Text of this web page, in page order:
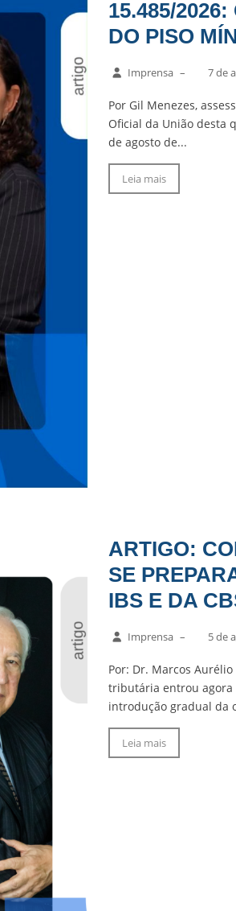
15.485/
DO PISO
Imprensa – 7 de
Por Gil Menezes,
Oficial da União desta
de agosto de...
Leia mais
ARTIGO:
SE
IBS E DA
Imprensa – 5 de
Por: Dr. Marcos
tributária entrou agora
introdução gradual da
Leia mais